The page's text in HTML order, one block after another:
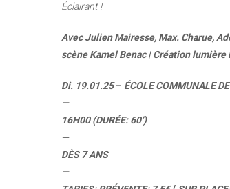
Éclairant !
Avec Julien Mairesse, Max. Charue,
scène Kamel Benac | Création lumière
Di. 19.01.25– ÉCOLE COMMUNALE
—
16H00 (DURÉE: 60’)
—
DÈS 7 ANS
—